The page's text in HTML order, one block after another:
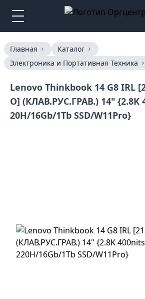
Главная
Каталог
Электроника и Портативная Техника
Lenovo Thinkbook 14 G8 IRL
O] (КЛАВ.РУС.ГРАВ.) 14" {2.8K
20H/16Gb/1Tb SSD/W11Pro}